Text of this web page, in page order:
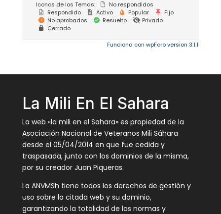
Iconos de los Temas:
No respondidos
Respondido
Activo Popular
Fijo
No aprobados
Resuelto
Privado
Cerrado
Funciona con wpForo version 3.1.1
La Mili En El Sahara
La web «la mili en el Sahara» es propiedad de la
Asociación Nacional de Veteranos Mili Sáhara
desde el 05/04/2014 en que fue cedida y
traspasada, junto con los dominios de la misma,
por su creador Juan Piqueras.
La ANVMSh tiene todos los derechos de gestión y
uso sobre la citada web y su dominio,
garantizando la totalidad de las normas y